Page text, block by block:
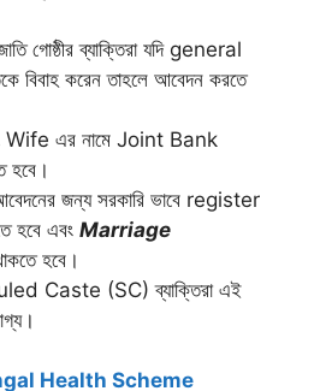
গোষ্ঠীর ব্যাক্তিরা যদি general
বিবাহ করেন তাহলে আবেদন করতে
এর নামে Joint Bank
হবে।
জন্য সরকারি ভাবে register
হবে এবং Marriage
হবে।
Caste (SC) ব্যাক্তিরা এই
Health Scheme